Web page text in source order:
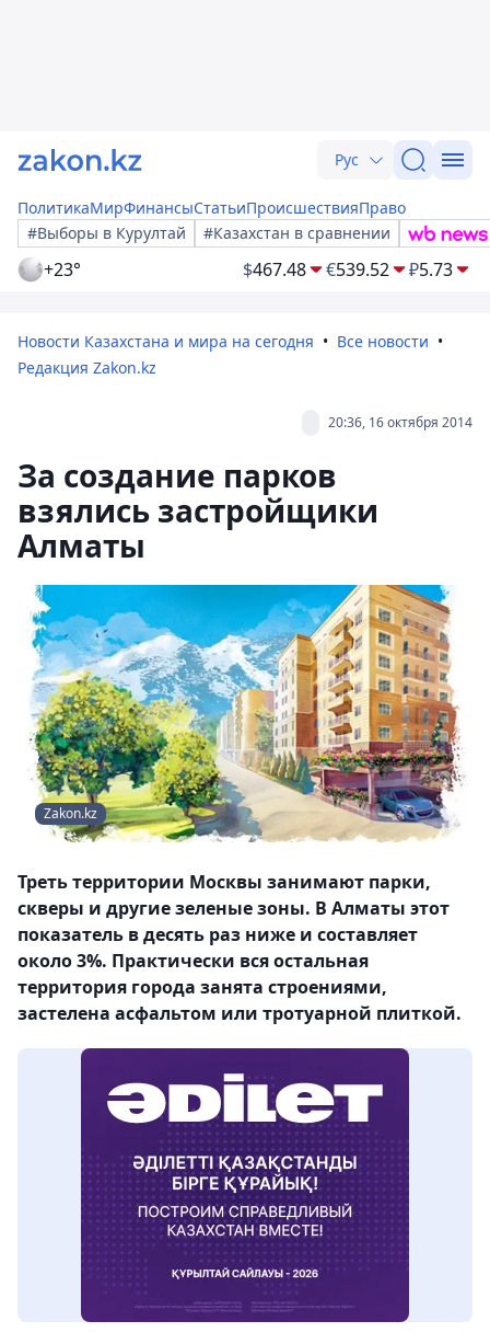
Рус
ПолитикаМирФинансыСтатьиПроисшествияПраво
#Выборы в Курултай
#Казахстан в сравнении
+23° $467.48 €539.52 ₽5.73
Новости Казахстана и мира на сегодня
Все новости
Редакция Zakon.kz
20:36, 16 октября 2014
За создание парков
взялись застройщики
Алматы
Zakon.kz
Треть территории Москвы занимают парки,
скверы и другие зеленые зоны. В Алматы этот
показатель в десять раз ниже и составляет
около 3%. Практически вся остальная
территория города занята строениями,
застелена асфальтом или тротуарной плиткой.